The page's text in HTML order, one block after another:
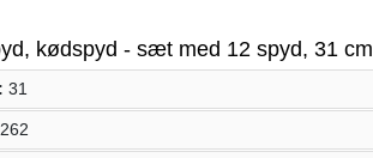
kødspyd - sæt med 12 spyd, 31 cm
31
262